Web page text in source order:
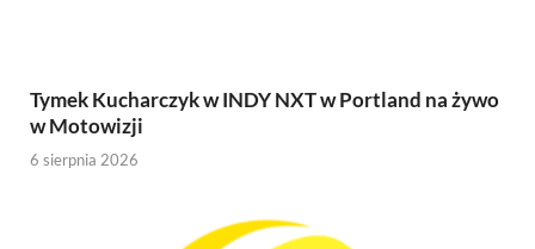
Tymek Kucharczyk w INDY NXT w Portland na żywo
w Motowizji
6 sierpnia 2026